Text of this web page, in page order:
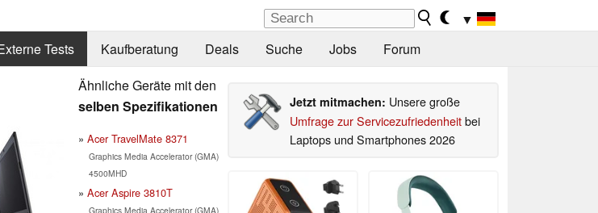
▼
Tests Kaufberatung Deals Suche Jobs Forum
Ähnliche Geräte mit den
selben Spezifikationen
Acer TravelMate 8371
Graphics Media Accelerator (GMA)
4500MHD
Acer Aspire 3810T
Graphics Media Accelerator (GMA)
Jetzt mitmachen: Unsere große
Umfrage zur Servicezufriedenheitbei
Laptops und Smartphones 2026